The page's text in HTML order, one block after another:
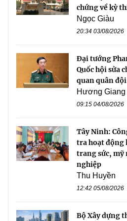
chứng về kỳ
Ngọc Giàu
20:34 03/08/2026
Đại tướng
Quốc hội sửa
quan quân đội
Hương Giang
09:15 04/08/2026
Tây Ninh:
tra hoạt động
trang sức, mỹ
nghiệp
Thu Huyền
12:42 05/08/2026
Bộ Xây dựng